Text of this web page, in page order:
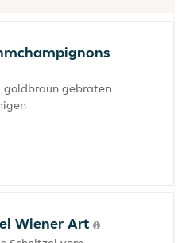
goldbraun gebraten
Wiener Art